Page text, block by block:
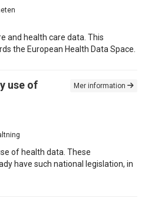
and health care data. This
the European Health Data Space.
use of
Mer information
of health data. These
have such national legislation, in